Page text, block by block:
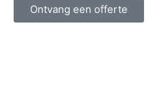
Ontvang een offerte